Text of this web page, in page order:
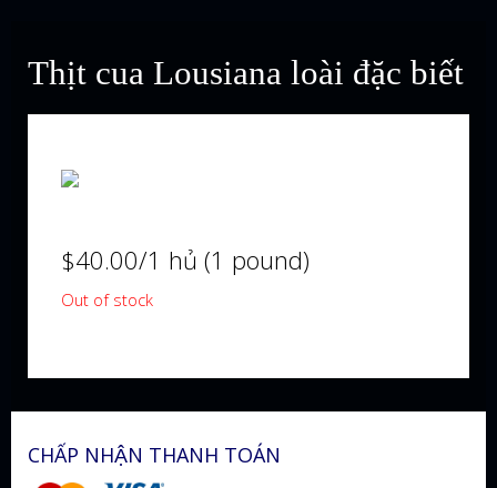
Thịt cua Lousiana loài đặc biết
$40.00/1 hủ (1 pound)
Out of stock
CHẤP NHẬN THANH TOÁN